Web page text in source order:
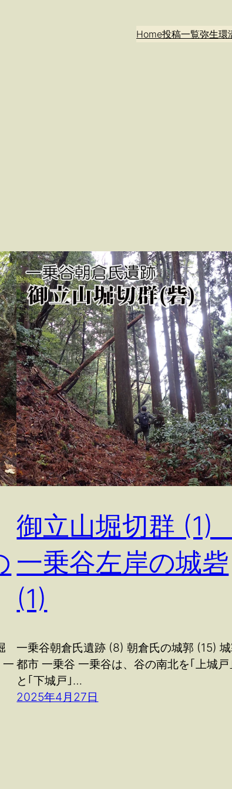
Home投稿一覧弥生環
御立山堀切群 (1)
一乗谷左岸の城砦
(1)
一乗谷朝倉氏遺跡 (8) 朝倉氏の城郭 (15)
都市 一乗谷 一乗谷は、谷の南北を｢上城戸
と｢下城戸｣…
2025年4月27日